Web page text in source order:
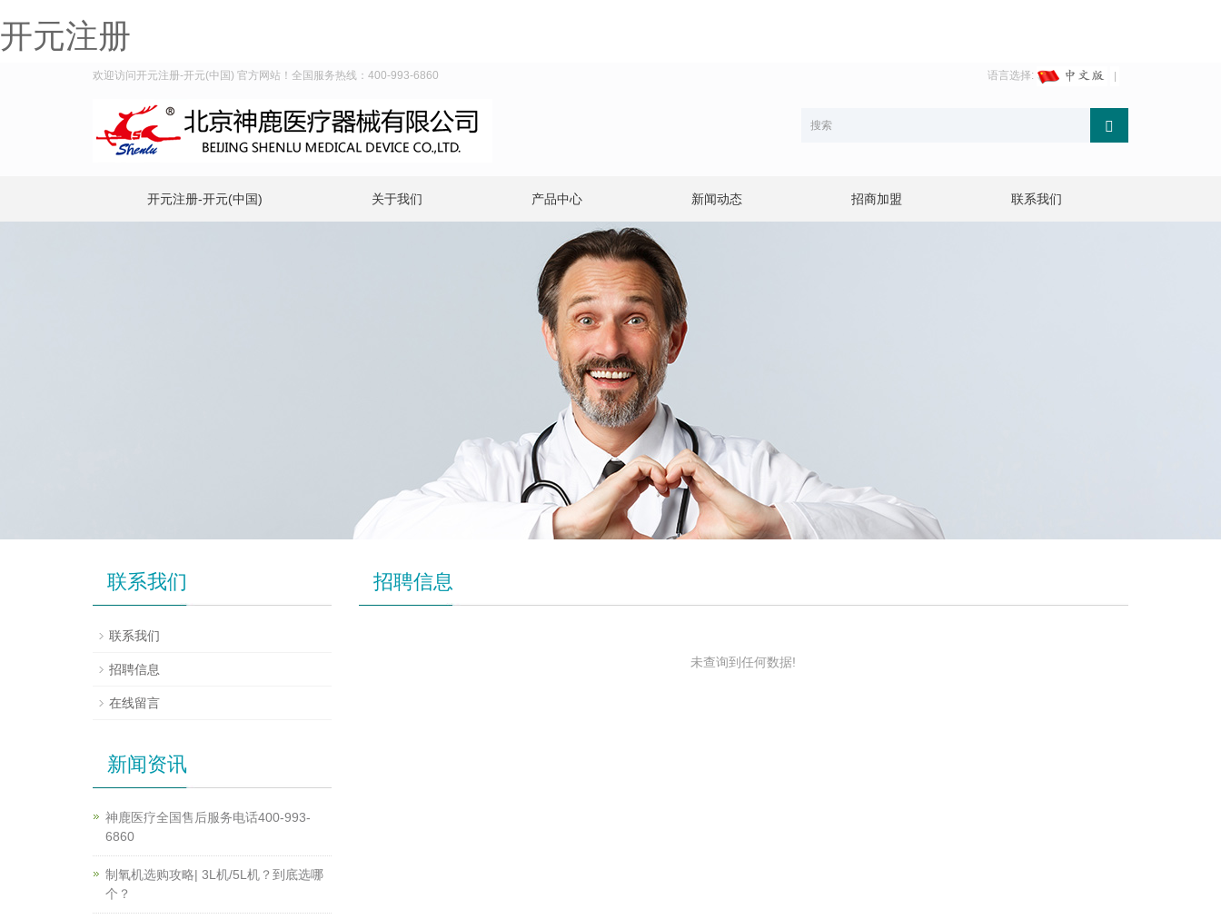
开元注册
欢迎访问开元注册-开元(中国) 官方网站！全国服务热线：400-993-6860 语言选择:
开元注册-开元(中国) 关于我们 产品中心 新闻动态 招商加盟 联系我们
招聘信息
未查询到任何数据!
联系我们
联系我们
招聘信息
在线留言
新闻资讯
神鹿医疗全国售后服务电话400-993-
6860
制氧机选购攻略| 3L机/5L机？到底选哪
个？